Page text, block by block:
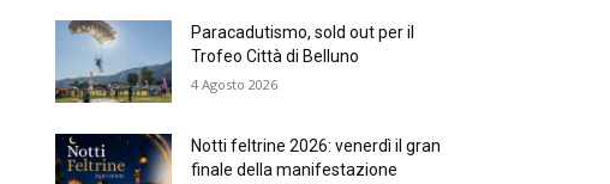
Paracadutismo, sold out per il
Trofeo Città di Belluno
4 Agosto 2026
Notti feltrine 2026: venerdì il gran
finale della manifestazione